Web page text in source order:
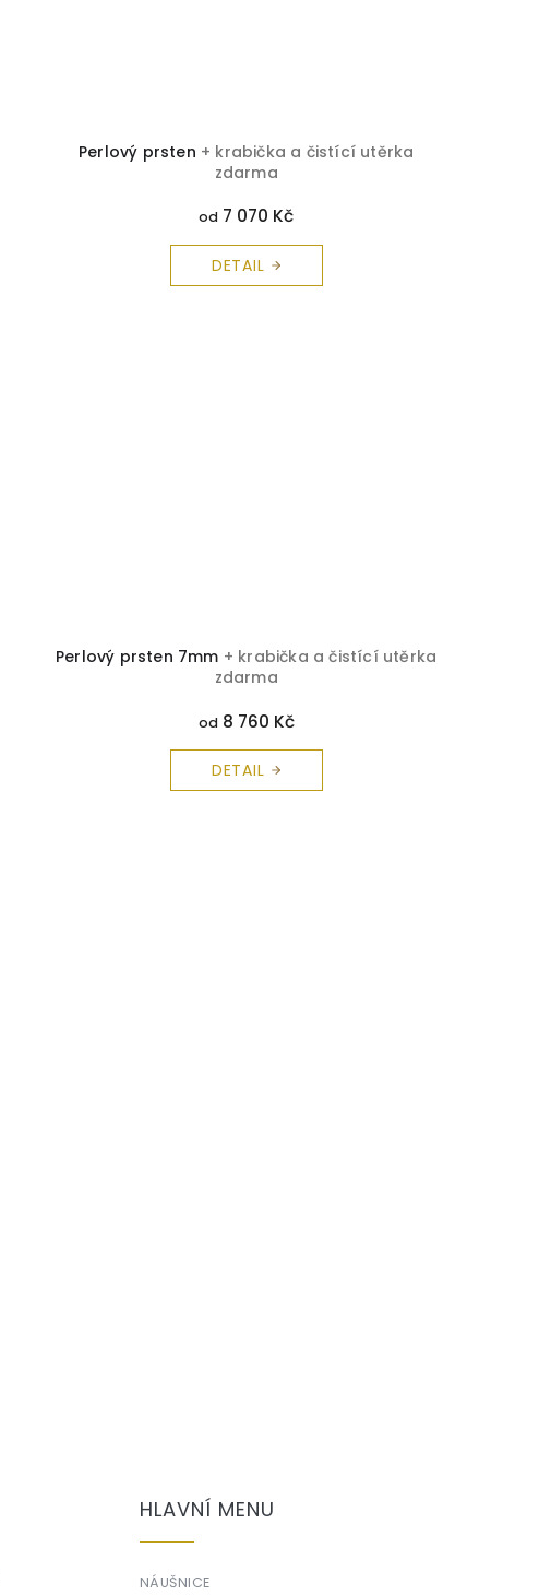
Perlový prsten + krabička a čistící utěrka
zdarma
od 7 070 Kč
DETAIL
Perlový prsten 7mm + krabička a čistící utěrka
zdarma
od8 760 Kč
DETAIL
HLAVNÍ MENU
NÁUŠNICE